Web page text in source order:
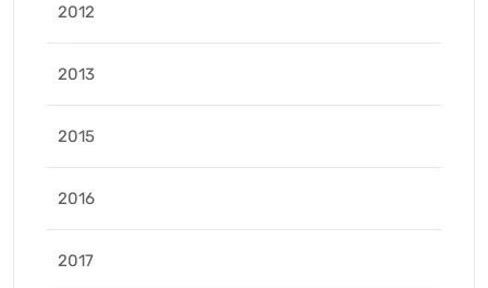
2012
2013
2015
2016
2017